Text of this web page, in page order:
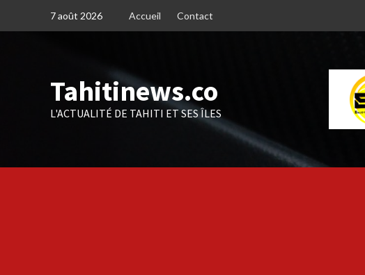
7 août 2026 Accueil Contact
Tahitinews.co
L'ACTUALITÉ DE TAHITI ET SES ÎLES